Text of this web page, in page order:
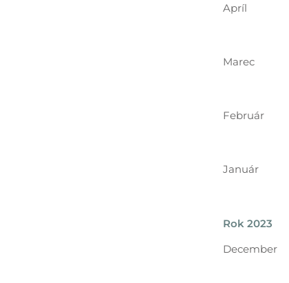
Apríl
Marec
Február
Január
Rok 2023
December